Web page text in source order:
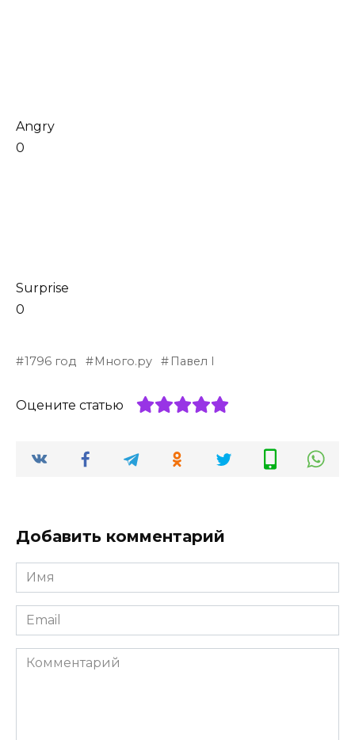
Angry
0
Surprise
0
1796 год Много.ру Павел I
Оцените статью
Добавить комментарий
Имя
*
Email
*
Комментарий